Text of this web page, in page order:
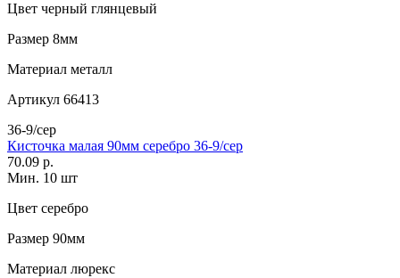
Цвет черный глянцевый
Размер 8мм
Материал металл
Артикул 66413
36-9/сер
Кисточка малая 90мм серебро 36-9/сер
70.09 р.
Мин. 10 шт
Цвет серебро
Размер 90мм
Материал люрекс